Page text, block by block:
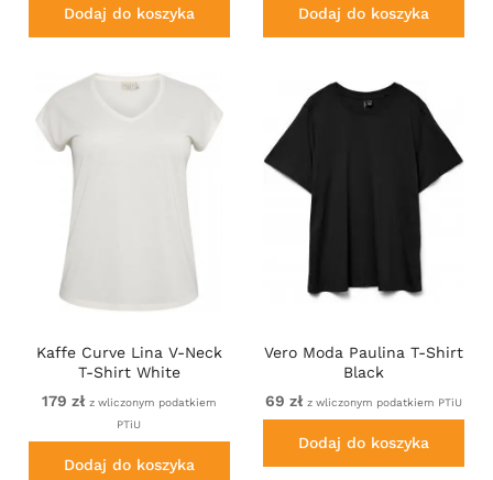
Dodaj do koszyka Dodaj do koszyka
Kaffe Curve Lina V-Neck
T-Shirt White
179 zł z wliczonym podatkiem
PTiU
Dodaj do koszyka
Vero Moda Paulina T-Shirt
Black
69 zł z wliczonym podatkiem PTiU
Dodaj do koszyka